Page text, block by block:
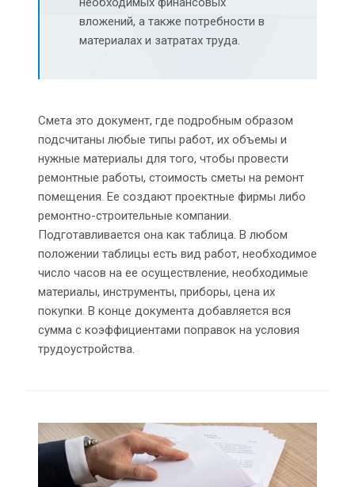
вложений, а также потребности в
материалах и затратах труда.
Смета это документ, где подробным образом
подсчитаны любые типы работ, их объемы и
нужные материалы для того, чтобы провести
ремонтные работы, стоимость сметы на ремонт
помещения. Ее создают проектные фирмы либо
ремонтно-строительные компании.
Подготавливается она как таблица. В любом
положении таблицы есть вид работ, необходимое
число часов на ее осуществление, необходимые
материалы, инструменты, приборы, цена их
покупки. В конце документа добавляется вся
сумма с коэффициентами поправок на условия
трудоустройства.